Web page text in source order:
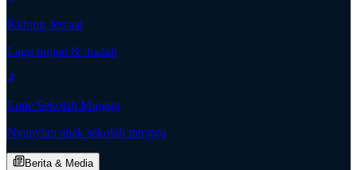
Kidung Jemaat
Lagu pujian & ibadah
Ende Sekolah Minggu
Nyanyian anak sekolah minggu
Berita & Media